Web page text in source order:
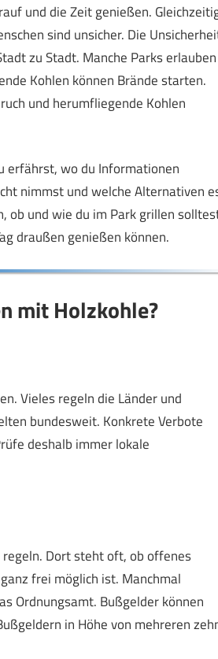
und die Zeit genießen.
sind unsicher. Die
zu Stadt. Manche Parks erlauben
Kohlen können Brände starten.
und herumfliegende Kohlen
erfährst, wo du Informationen
nimmst und welche Alternativen
ob und wie du im Park grillen
draußen genießen können.
mit Holzkohle?
Vieles regeln die Länder und
bundesweit. Konkrete Verbote
deshalb immer lokale
Dort steht oft, ob offenes
frei möglich ist. Manchmal
Ordnungsamt. Bußgelder können
in Höhe von mehreren